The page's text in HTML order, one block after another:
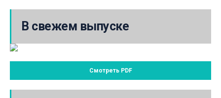
В свежем выпуске
Смотреть PDF